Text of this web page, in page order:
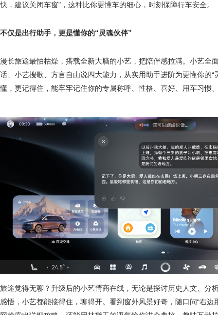
快，建议关闭车窗”，这种比你更懂车的细心，时刻保障行车安全。
不仅是出行助手，更是懂你的“灵魂伙伴”
漫长旅途最怕枯燥，搭载全新大脑的小艺，把陪伴感拉满。小艺全
话、小艺搜歌、方言自由说四大能力，从实用助手进阶为更懂你的“
懂，更记得住，能牢牢记住你的专属称呼、性格、喜好、用车习惯
旅途觉得无聊？升级后的小艺情商在线，无论是探讨历史人文、分
感悟，小艺都能接得住，聊得开。看到窗外风景好奇，随口问“右边